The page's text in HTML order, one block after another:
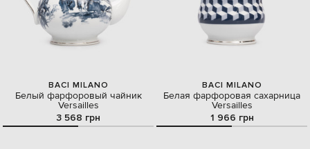
BACI MILANO
Белый фарфоровый чайник
Versailles
3 568 грн
BACI MILANO
Белая фарфоровая сахарница
Versailles
1 966 грн